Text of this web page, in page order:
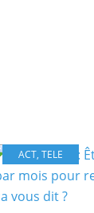
ACT, TELE